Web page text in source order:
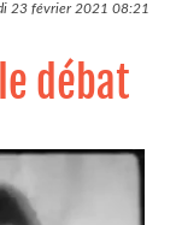
23 février 2021 08:21
débat